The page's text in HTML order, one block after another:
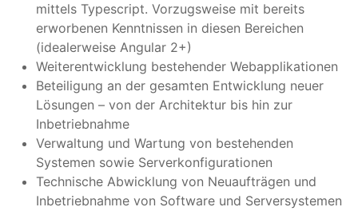
mittels Typescript. Vorzugsweise mit bereits
erworbenen Kenntnissen in diesen Bereichen
(idealerweise Angular 2+)
Weiterentwicklung bestehender Webapplikationen
Beteiligung an der gesamten Entwicklung neuer
Lösungen – von der Architektur bis hin zur
Inbetriebnahme
Verwaltung und Wartung von bestehenden
Systemen sowie Serverkonfigurationen
Technische Abwicklung von Neuaufträgen und
Inbetriebnahme von Software und Serversystemen